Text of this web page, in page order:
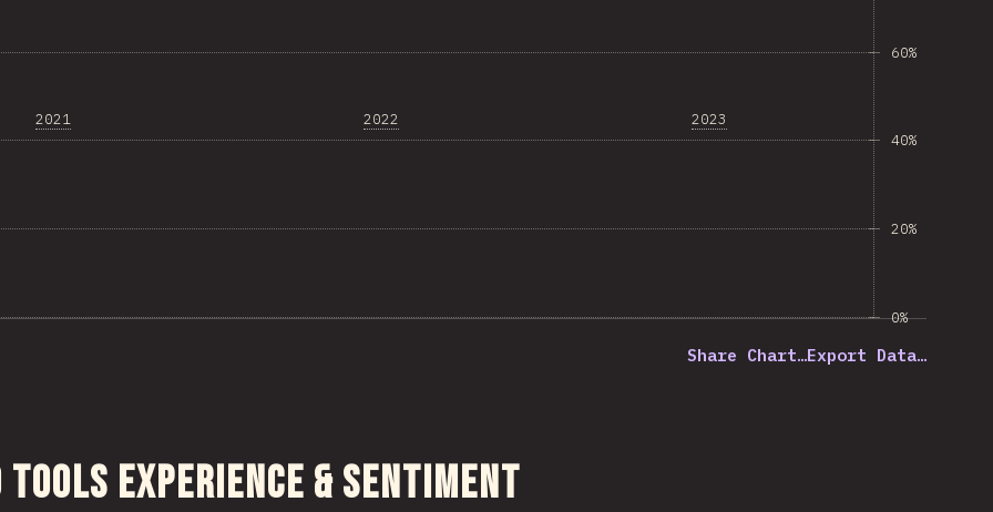
2021 2022 2023
0%
20%
40%
60%
Share Chart…Export Data…
phần
Tools Experience & Sentiment